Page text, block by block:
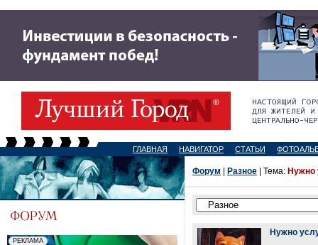
ГЛАВНАЯ НАВИГАТОР СТАТЬИ
Форум Разное | Тема: Нужно
Нужно